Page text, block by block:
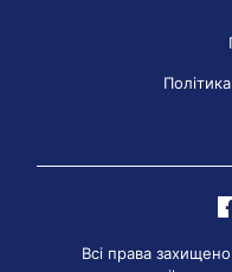
Всі права